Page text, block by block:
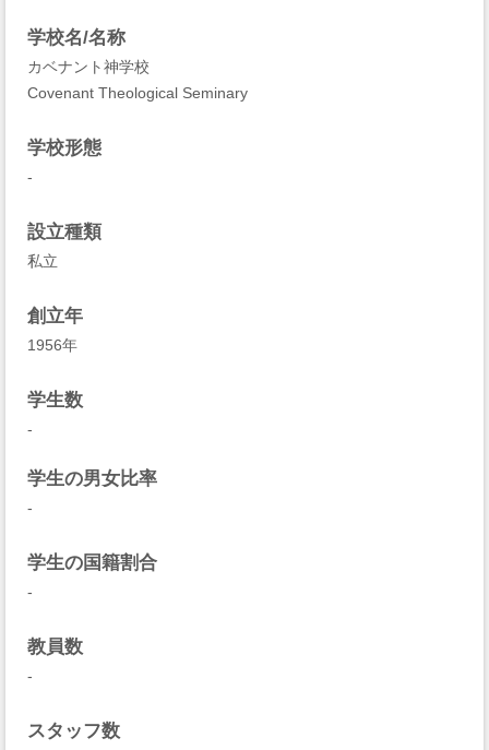
学校名/名称
カベナント神学校
Covenant Theological Seminary
学校形態
-
設立種類
私立
創立年
1956年
学生数
-
学生の男女比率
-
学生の国籍割合
-
教員数
-
スタッフ数